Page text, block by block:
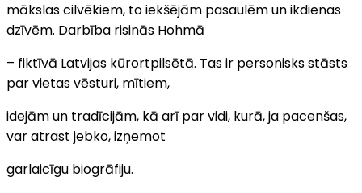
mākslas cilvēkiem, to iekšējām pasaulēm un ikdienas
dzīvēm. Darbība risinās Hohmā
– fiktīvā Latvijas kūrortpilsētā. Tas ir personisks stāsts
par vietas vēsturi, mītiem,
idejām un tradīcijām, kā arī par vidi, kurā, ja pacenšas,
var atrast jebko, izņemot
garlaicīgu biogrāfiju.